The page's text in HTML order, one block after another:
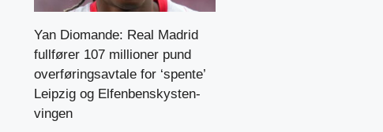
Yan Diomande: Real Madrid
fullfører 107 millioner pund
overføringsavtale for ‘spente’
Leipzig og Elfenbenskysten-
vingen